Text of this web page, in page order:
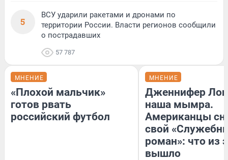
5
ВСУ ударили ракетами и дронами по
территории России. Власти регионов сообщили
о пострадавших
57 787
МНЕНИЕ
«Плохой мальчик»
готов рвать
российский футбол
МНЕНИЕ
Дженнифер
наша мымра.
Американцы
свой
роман»: что из
вышло